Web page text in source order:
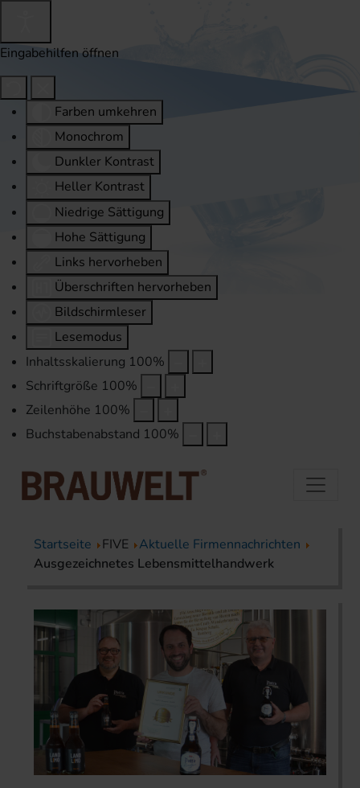
Eingabehilfen öffnen
Farben umkehren
Monochrom
Dunkler Kontrast
Heller Kontrast
Niedrige Sättigung
Hohe Sättigung
Links hervorheben
Überschriften hervorheben
Bildschirmleser
Lesemodus
Inhaltsskalierung 100%
Schriftgröße 100%
Zeilenhöhe 100%
Buchstabenabstand 100%
Startseite FIVE
Aktuelle Firmennachrichten
Ausgezeichnetes Lebensmittelhandwerk